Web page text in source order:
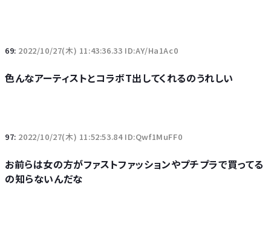
69: 2022/10/27(木) 11:43:36.33 ID:AY/Ha1Ac0
色んなアーティストとコラボT出してくれるのうれしい
97: 2022/10/27(木) 11:52:53.84 ID:Qwf1MuFF0
お前らは女の方がファストファッションやプチプラで買ってる
の知らないんだな